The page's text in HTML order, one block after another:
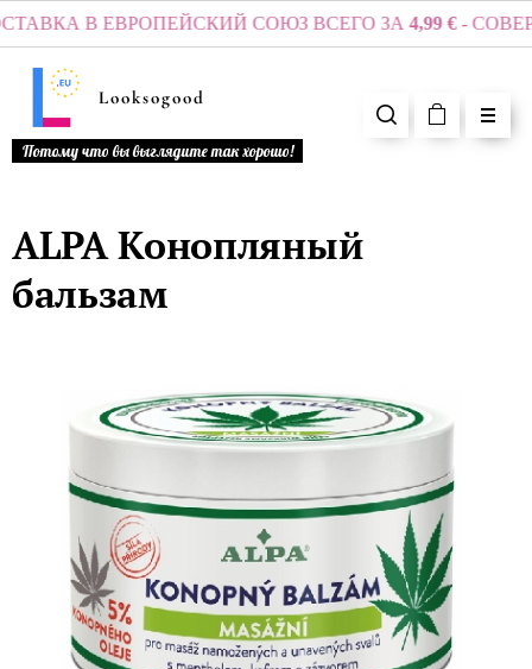
В ЕВРОПЕЙСКИЙ СОЮЗ ВСЕГО ЗА4,99 €-
Looksogood
Потому что вы выглядите так хорошо!
ALPA Конопляный
бальзам